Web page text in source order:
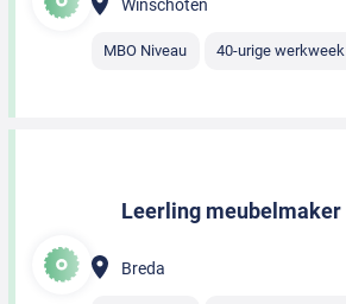
Winschoten
MBO Niveau 40-urige werkweek
Leerling meubelmaker
Breda